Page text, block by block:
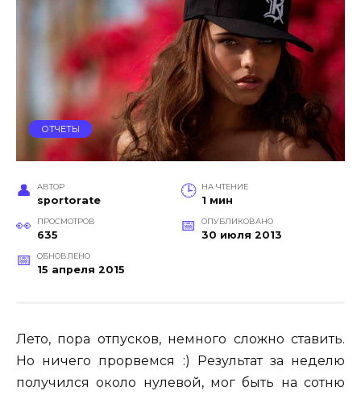
ОТЧЕТЫ
АВТОР
sportorate
НА ЧТЕНИЕ
1 мин
ПРОСМОТРОВ
635
ОПУБЛИКОВАНО
30 июля 2013
ОБНОВЛЕНО
15 апреля 2015
Лето, пора отпусков, немного сложно ставить.
Но ничего прорвемся :) Результат за неделю
получился около нулевой, мог быть на сотню